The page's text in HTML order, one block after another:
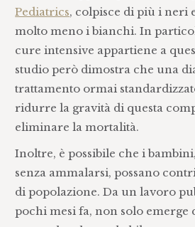
Pediatrics, colpisce di più i neri
molto meno i bianchi. In
cure intensive appartiene a
studio però dimostra che una
trattamento ormai
ridurre la gravità di questa
eliminare la mortalità.
Inoltre, è possibile che i
senza ammalarsi, possano
di popolazione. Da un lavoro
pochi mesi fa, non solo emerge